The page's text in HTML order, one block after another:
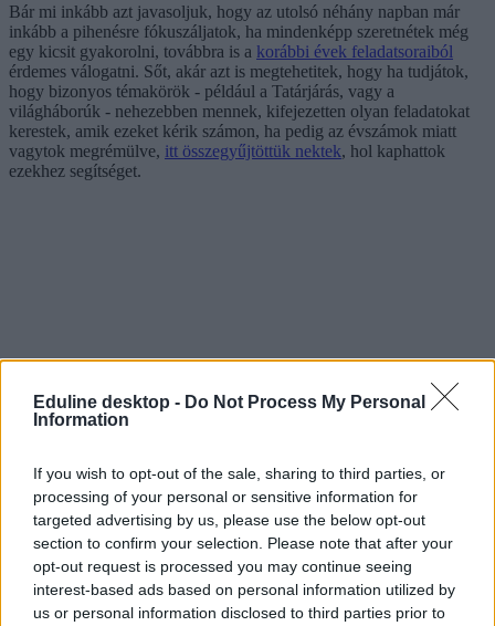
Eduline desktop - Do Not Process My Personal
Information
If you wish to opt-out of the sale, sharing to third parties, or
processing of your personal or sensitive information for
targeted advertising by us, please use the below opt-out
section to confirm your selection. Please note that after your
opt-out request is processed you may continue seeing
interest-based ads based on personal information utilized by
us or personal information disclosed to third parties prior to
Bár mi inkább azt javasoljuk, hogy az utolsó néhány napban már
inkább a pihenésre fókuszáljatok, ha mindenképp szeretnétek még
egy kicsit gyakorolni, továbbra is a korábbi évek feladatsoraiból
érdemes válogatni. Sőt, akár azt is megtehetitek, hogy ha tudjátok,
hogy bizonyos témakörök - például a Tatárjárás, vagy a
világháborúk - nehezebben mennek, kifejezetten olyan feladatokat
kerestek, amik ezeket kérik számon, ha pedig az évszámok miatt
vagytok megrémülve, itt összegyűjtöttük nektek, hol kaphattok
ezekhez segítséget.